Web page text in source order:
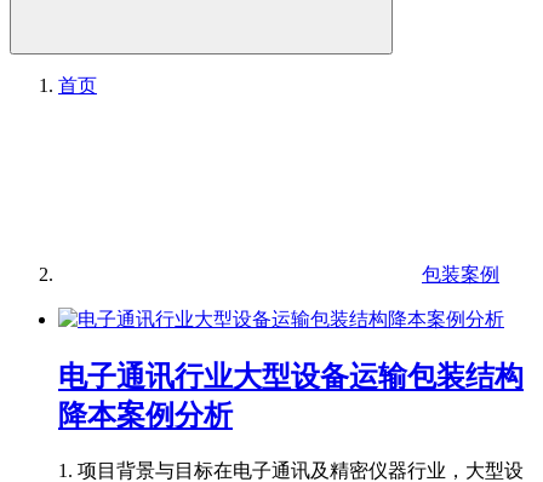
首页
包装案例
电子通讯行业大型设备运输包装结构
降本案例分析
1. 项目背景与目标在电子通讯及精密仪器行业，大型设